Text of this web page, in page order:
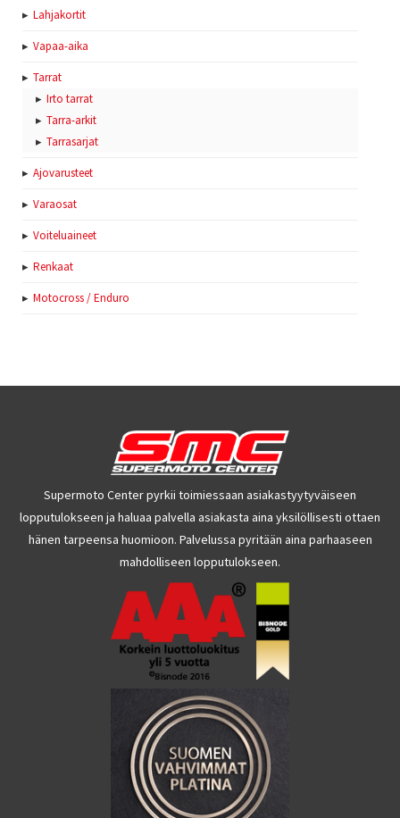
Lahjakortit
Vapaa-aika
Tarrat
Irto tarrat
Tarra-arkit
Tarrasarjat
Ajovarusteet
Varaosat
Voiteluaineet
Renkaat
Motocross / Enduro
Supermoto Center pyrkii toimiessaan asiakastyytyväiseen
lopputulokseen ja haluaa palvella asiakasta aina yksilöllisesti ottaen
hänen tarpeensa huomioon. Palvelussa pyritään aina parhaaseen
mahdolliseen lopputulokseen.